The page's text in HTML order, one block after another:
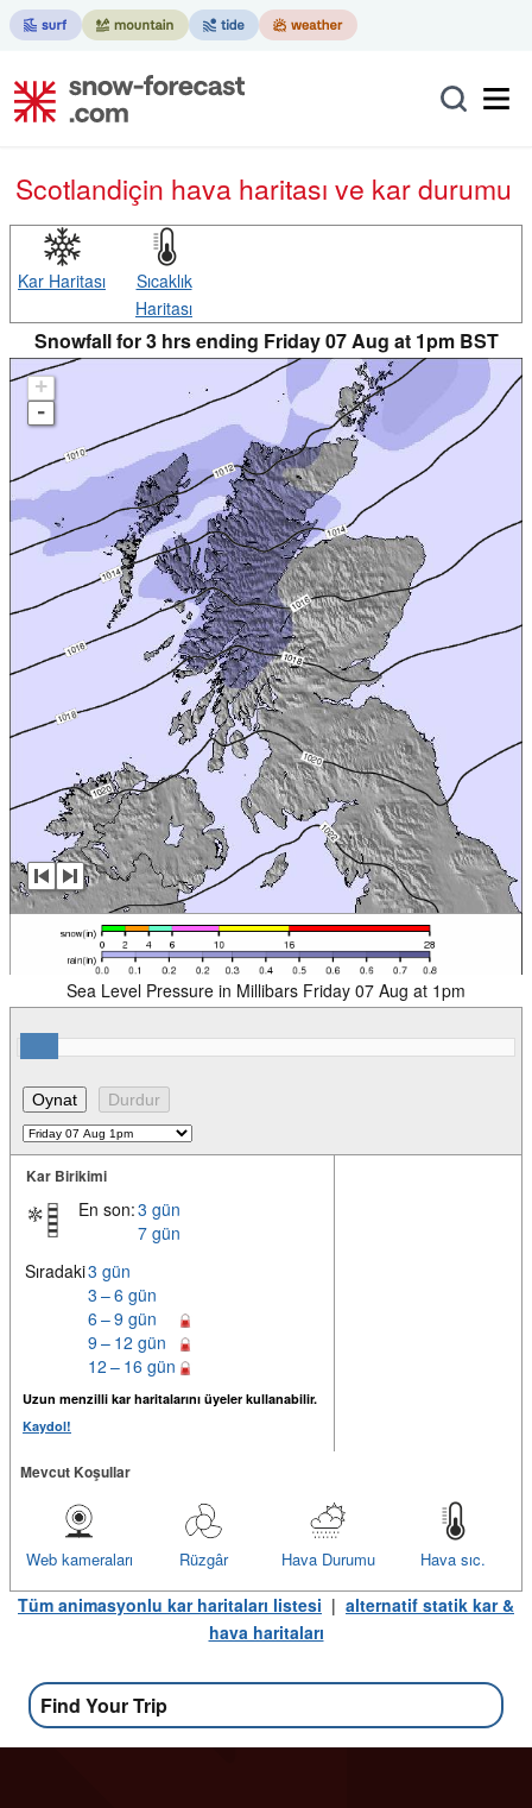
Scotlandiçin hava haritası ve kar durumu
Kar Haritası
Sıcaklık
Haritası
Snowfall for 3 hrs ending Friday 07 Aug at 1pm BST
+
-
Sea Level Pressure in Millibars Friday 07 Aug at 1pm
Kar Birikimi
En son:3 gün
7 gün
Sıradaki3 gün
3 – 6 gün
6 – 9 gün
9 – 12 gün
12 – 16 gün
Uzun menzilli kar haritalarını üyeler kullanabilir.
Kaydol!
Mevcut Koşullar
Hava sıc.
Hava Durumu
Rüzgâr
Web kameraları
Tüm animasyonlu kar haritaları listesi | alternatif statik kar &
hava haritaları
Find Your Trip